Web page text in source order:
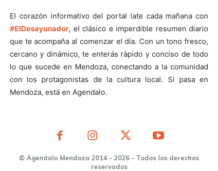
El corazón informativo del portal late cada mañana con
#ElDesayunador, el clásico e imperdible resumen diario
que te acompaña al comenzar el día. Con un tono fresco,
cercano y dinámico, te enterás ràpido y conciso de todo
lo que sucede en Mendoza, conectando a la comunidad
con los protagonistas de la cultura local. Si pasa en
Mendoza, está en Agendalo.
© Agendalo Mendoza 2014 - 2026 - Todos los derechos
reservados